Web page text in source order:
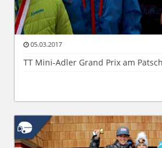
05.03.2017
TT Mini-Adler Grand Prix am